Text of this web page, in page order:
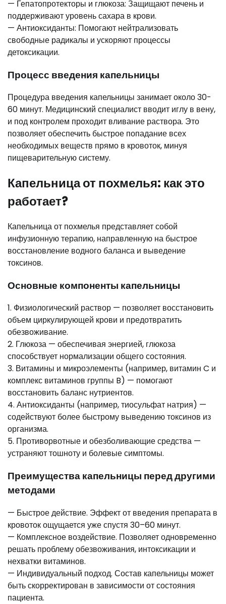
— Гепатопротекторы и глюкоза: Защищают печень и
поддерживают уровень сахара в крови.
— Антиоксиданты: Помогают нейтрализовать
свободные радикалы и ускоряют процессы
детоксикации.
Процесс введения капельницы
Процедура введения капельницы занимает около 30-
60 минут. Медицинский специалист вводит иглу в вену,
и под контролем проходит вливание раствора. Это
позволяет обеспечить быстрое попадание всех
необходимых веществ прямо в кровоток, минуя
пищеварительную систему.
Капельница от похмелья: как это
работает?
Капельница от похмелья представляет собой
инфузионную терапию, направленную на быстрое
восстановление водного баланса и выведение
токсинов.
Основные компоненты капельницы
1. Физиологический раствор — позволяет восстановить
объем циркулирующей крови и предотвратить
обезвоживание.
2. Глюкоза — обеспечивая энергией, глюкоза
способствует нормализации общего состояния.
3. Витамины и микроэлементы (например, витамин C и
комплекс витаминов группы B) — помогают
восстановить баланс нутриентов.
4. Антиоксиданты (например, тиосульфат натрия) —
содействуют более быстрому выведению токсинов из
организма.
5. Противорвотные и обезболивающие средства —
устраняют тошноту и болевые симптомы.
Преимущества капельницы перед другими
методами
— Быстрое действие. Эффект от введения препарата в
кровоток ощущается уже спустя 30–60 минут.
— Комплексное воздействие. Позволяет одновременно
решать проблему обезвоживания, интоксикации и
нехватки витаминов.
— Индивидуальный подход. Состав капельницы может
быть скорректирован в зависимости от состояния
пациента.